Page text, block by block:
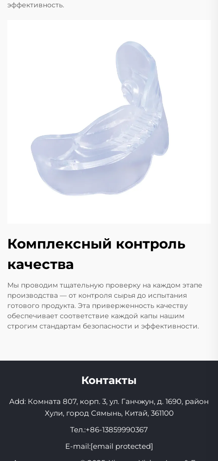
эффективность.
Комплексный контроль
качества
Мы проводим тщательную проверку на каждом этапе
производства — от контроля сырья до испытания
готового продукта. Эта приверженность качеству
обеспечивает соответствие каждой капы нашим
строгим стандартам безопасности и эффективности.
Контакты
Add: Комната 807, корп. 3, ул. Ганчжун, д. 1690, район
Хули, город Сямынь, Китай, 361100
Тел.:+86-13859990367
E-mail:[email protected]